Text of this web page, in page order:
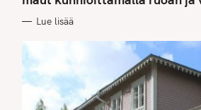
O
I
Lue lisää